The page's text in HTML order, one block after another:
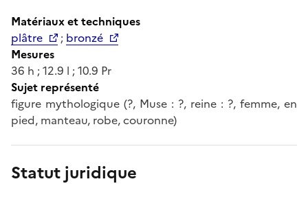
Matériaux et techniques
plâtre
; bronzé
Mesures
36 h ; 12.9 l ; 10.9 Pr
Sujet représenté
figure mythologique (?, Muse : ?, reine : ?, femme, en
pied, manteau, robe, couronne)
Statut juridique